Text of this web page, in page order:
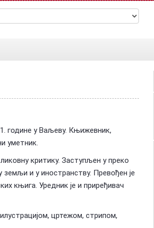
године у Ваљеву. Књижевник,
уметник.
критику. Заступљен у преко
земљи и у иностранству. Превођен је
књига. Уредник је и приређивач
цртежом, стрипом,